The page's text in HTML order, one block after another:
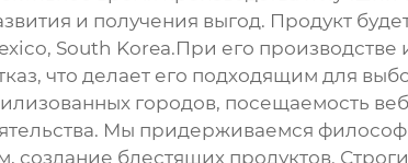
и получения выгод. Продукт
South Korea.При его
что делает его подходящим для
городов, посещаемость
Мы придерживаемся
блестящих продуктов.